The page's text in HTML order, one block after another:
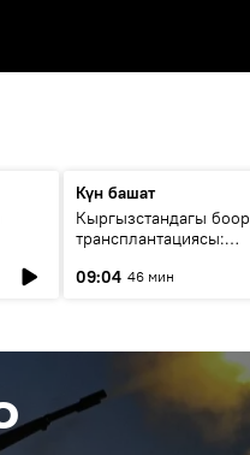
Күн башат
Кыргызстандагы боор
трансплантациясы:
келечеги
09:04 46 мин